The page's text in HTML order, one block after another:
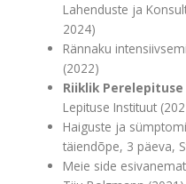
Lahenduste ja
2024)
Rännaku
(2022)
Riiklik
Lepituse Instituut
Haiguste ja
täiendõpe, 3 päeva,
Meie side